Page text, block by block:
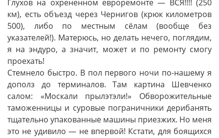
Глухов на охрененном евроремонте — ВСЯ!!!! (250
км), есть объезд через Чернигов (крюк километров
500), либо по местным сёлам (вообще без
указателей!). Матерюсь, но делать нечего, поглядим,
я на эндуро, а значит, может и по ремонту смогу
проехать!
Стемнело быстро. В пол первого ночи по-нашему я
дополз до терминалов. Там картина Шевченко
салом: «Москали прылэтэли!» Обворожительные
таможенницы и суровые пограничники дерибанять
тщательно упакованные машины приезжих. Но меня
это не удивило — не впервой! Кстати, для боящихся